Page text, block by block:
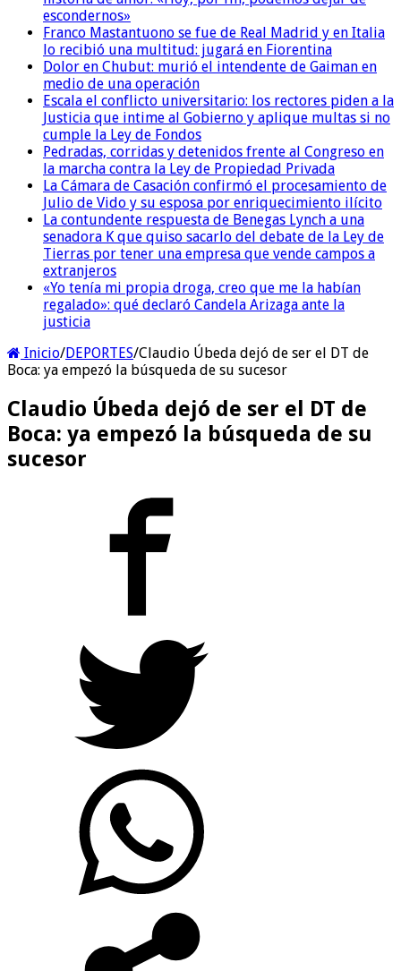
escondernos»
Franco Mastantuono se fue de Real Madrid y en Italia
lo recibió una multitud: jugará en Fiorentina
Dolor en Chubut: murió el intendente de Gaiman en
medio de una operación
Escala el conflicto universitario: los rectores piden a la
Justicia que intime al Gobierno y aplique multas si no
cumple la Ley de Fondos
Pedradas, corridas y detenidos frente al Congreso en
la marcha contra la Ley de Propiedad Privada
La Cámara de Casación confirmó el procesamiento de
Julio de Vido y su esposa por enriquecimiento ilícito
La contundente respuesta de Benegas Lynch a una
senadora K que quiso sacarlo del debate de la Ley de
Tierras por tener una empresa que vende campos a
extranjeros
«Yo tenía mi propia droga, creo que me la habían
regalado»: qué declaró Candela Arizaga ante la
justicia
Inicio/DEPORTES/Claudio Úbeda dejó de ser el DT de
Boca: ya empezó la búsqueda de su sucesor
Claudio Úbeda dejó de ser el DT de
Boca: ya empezó la búsqueda de su
sucesor